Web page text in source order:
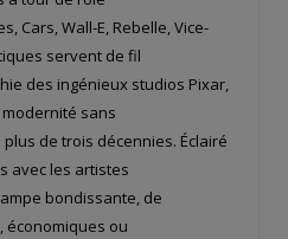
Cars, Wall-E, Rebelle, Vice-
servent de fil
des ingénieux studios Pixar,
modernité sans
de trois décennies. Éclairé
avec les artistes
bondissante, de
économiques ou